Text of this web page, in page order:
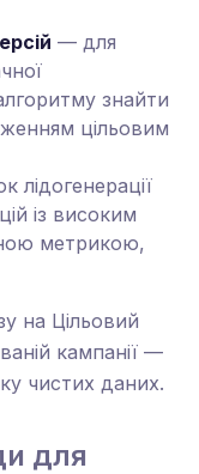
— для
знайти
цільовим
лідогенерації
із високим
метрикою,
на Цільовий
кампанії —
чистих даних.
для